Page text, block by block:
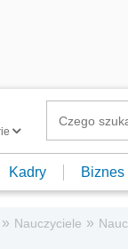
Kadry Biznes
» Nauczyciele »